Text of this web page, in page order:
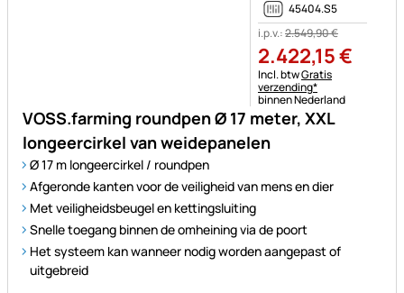
VOSS.farming roundpen Ø 17 meter, XXL
longeercirkel van weidepanelen
Ø 17 m longeercirkel / roundpen
Afgeronde kanten voor de veiligheid van mens en dier
Met veiligheidsbeugel en kettingsluiting
Snelle toegang binnen de omheining via de poort
Het systeem kan wanneer nodig worden aangepast of
uitgebreid
45404.S5
i.p.v.:2.549,90€
2.422,15€
Belastinginformatie:
Incl. btwGratis
verzending*
binnen Nederland